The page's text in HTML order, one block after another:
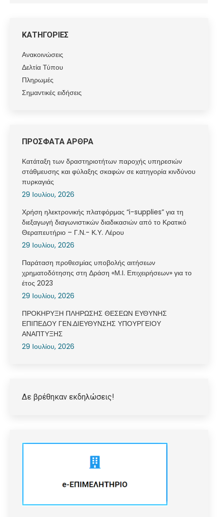
ΚΑΤΗΓΟΡΙΕΣ
Ανακοινώσεις
Δελτία Τύπου
Πληρωμές
Σημαντικές ειδήσεις
ΠΡΟΣΦΑΤΑ ΑΡΘΡΑ
Κατάταξη των δραστηριοτήτων παροχής υπηρεσιών
στάθμευσης και φύλαξης σκαφών σε κατηγορία κινδύνου
πυρκαγιάς
29 Ιουλίου, 2026
Χρήση ηλεκτρονικής πλατφόρμας “i-supplies” για τη
διεξαγωγή διαγωνιστικών διαδικασιών από το Κρατικό
Θεραπευτήριο – Γ.Ν.- Κ.Υ. Λέρου
29 Ιουλίου, 2026
Παράταση προθεσμίας υποβολής αιτήσεων
χρηματοδότησης στη Δράση «Μ.Ι. Επιχειρήσεων» για το
έτος 2023
29 Ιουλίου, 2026
ΠΡΟΚΗΡΥΞΗ ΠΛΗΡΩΣΗΣ ΘΕΣΕΩΝ ΕΥΘΥΝΗΣ
ΕΠΙΠΕΔΟΥ ΓΕΝ.ΔΙΕΥΘΥΝΣΗΣ ΥΠΟΥΡΓΕΙΟΥ
ΑΝΑΠΤΥΞΗΣ
29 Ιουλίου, 2026
Δε βρέθηκαν εκδηλώσεις!